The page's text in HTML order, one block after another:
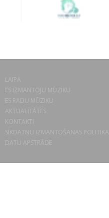
LAIPA
ES IZMANTOJU MŪZIKU
ES RADU MŪZIKU
AKTUALITĀTES
KONTAKTI
SĪKDATŅU IZMANTOŠANAS POLITIKA
DATU APSTRĀDE